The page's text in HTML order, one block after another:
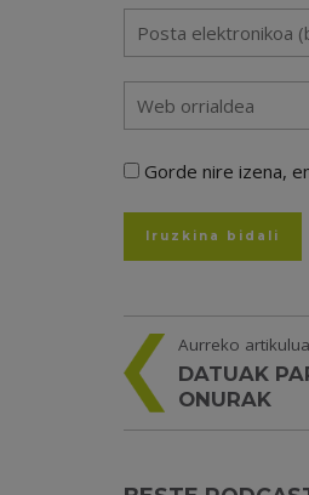
Gorde nire izena,
Aurreko artikulua
DATUAK
ONURAK